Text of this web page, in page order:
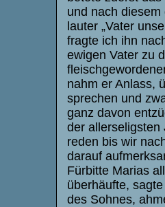
und nach
lauter „Vater
fragte ich ihn
ewigen Vater zu
nahm er Anlass,
sprechen und
ganz davon
der allerseligsten
reden bis wir
darauf
Fürbitte Marias
überhäufte,
des Sohnes,